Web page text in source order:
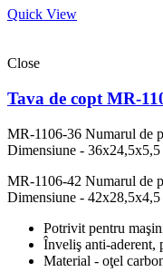
Quick View
Close
Tava de copt MR-
MR-1106-36 Numarul de
Dimensiune - 36x24,5x5,5
MR-1106-42 Numarul de
Dimensiune - 42x28,5x4,5
Potrivit pentru
Înveliş anti-aderent,
Material - oţel